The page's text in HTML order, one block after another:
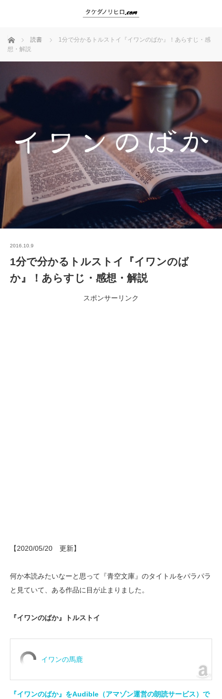
ホーム 読書
1分で分かるトルストイ『イワンのばか』！あらすじ・感
想・解説
2016.10.9
1分で分かるトルストイ『イワンのば
か』！あらすじ・感想・解説
スポンサーリンク
【2020/05/20 更新】
何か本読みたいなーと思って『青空文庫』のタイトルをパラパラ
と見ていて、ある作品に目が止まりました。
『イワンのばか』トルストイ
イワンの馬鹿
『イワンのばか』をAudible（アマゾン運営の朗読サービス）で